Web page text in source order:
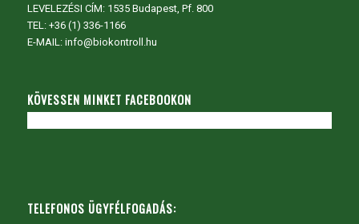
LEVELEZÉSI CÍM: 1535 Budapest, Pf. 800
TEL: +36 (1) 336-1166
E-MAIL: info@biokontroll.hu
KÖVESSEN MINKET FACEBOOKON
TELEFONOS ÜGYFÉLFOGADÁS: